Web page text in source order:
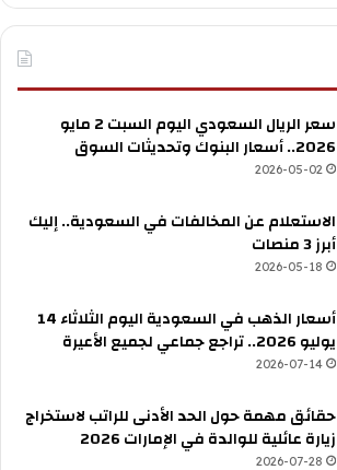
سعر الريال السعودي اليوم السبت 2 مايو
2026.. أسعار البنوك وتحديثات السوق
2026-05-02
الاستعلام عن المخالفات في السعودية.. إليك
أبرز 3 منصات
2026-05-18
أسعار الذهب في السعودية اليوم الثلاثاء 14
يوليو 2026.. تراجع جماعي لجميع الأعيرة
2026-07-14
حقائق مهمة حول الحد الأدنى للراتب لاستخراج
زيارة عائلية للوالدة في الإمارات 2026
2026-07-28